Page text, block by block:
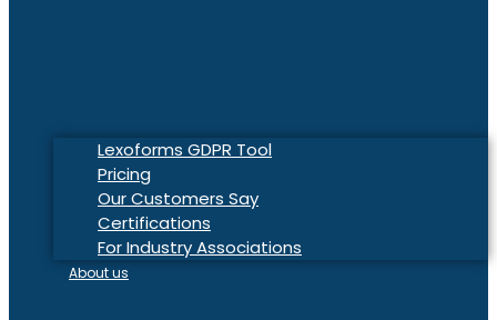
Lexoforms GDPR Tool
Pricing
Our Customers Say
Certifications
For Industry Associations
About us